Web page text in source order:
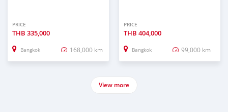
PRICE
THB 335,000
Bangkok 168,000 km
PRICE
THB 404,000
Bangkok 99,000 km
View more